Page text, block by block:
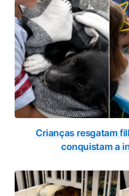
Crianças resgatam
conquistam a